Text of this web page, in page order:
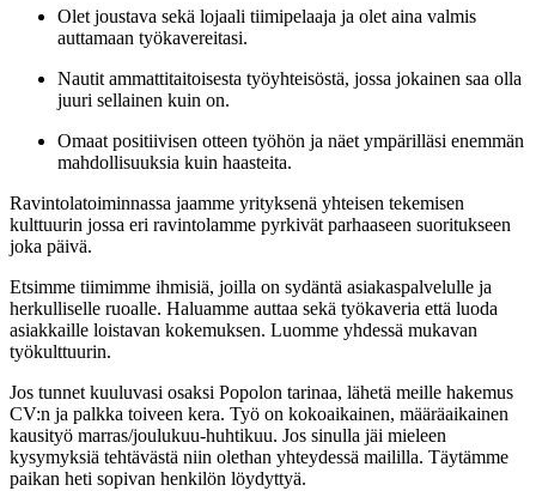
Olet joustava sekä lojaali tiimipelaaja ja olet aina valmis
auttamaan työkavereitasi.
Nautit ammattitaitoisesta työyhteisöstä, jossa jokainen saa olla
juuri sellainen kuin on.
Omaat positiivisen otteen työhön ja näet ympärilläsi enemmän
mahdollisuuksia kuin haasteita.
Ravintolatoiminnassa jaamme yrityksenä yhteisen tekemisen
kulttuurin jossa eri ravintolamme pyrkivät parhaaseen suoritukseen
joka päivä.
Etsimme tiimimme ihmisiä, joilla on sydäntä asiakaspalvelulle ja
herkulliselle ruoalle. Haluamme auttaa sekä työkaveria että luoda
asiakkaille loistavan kokemuksen. Luomme yhdessä mukavan
työkulttuurin.
Jos tunnet kuuluvasi osaksi Popolon tarinaa, lähetä meille hakemus
CV:n ja palkka toiveen kera. Työ on kokoaikainen, määräaikainen
kausityö marras/joulukuu-huhtikuu. Jos sinulla jäi mieleen
kysymyksiä tehtävästä niin olethan yhteydessä maililla. Täytämme
paikan heti sopivan henkilön löydyttyä.